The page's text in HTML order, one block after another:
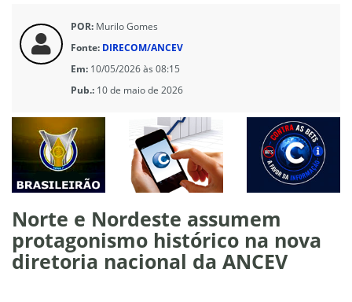
POR: Murilo Gomes
Fonte: DIRECOM/ANCEV
Em: 10/05/2026 às 08:15
Pub.: 10 de maio de 2026
Norte e Nordeste assumem
protagonismo histórico na nova
diretoria nacional da ANCEV